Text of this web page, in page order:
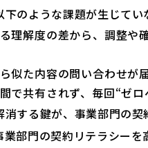
のような課題が生じてい
理解度の差から、調整や
似た内容の問い合わせが
で共有されず、毎回“ゼ
する鍵が、事業部門の契
部門の契約リテラシー